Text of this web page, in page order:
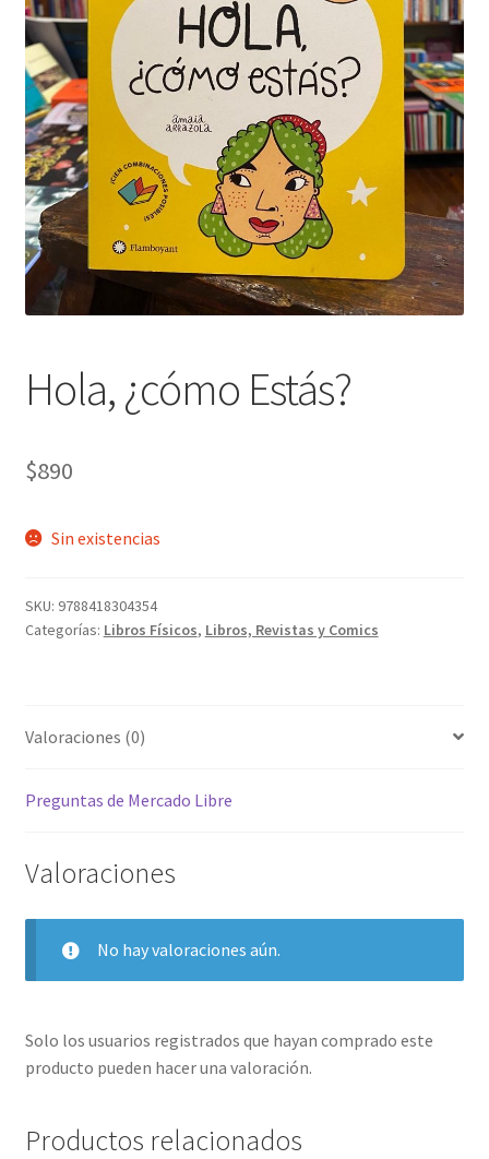
Hola, ¿cómo Estás?
$890
Sin existencias
SKU: 9788418304354
Categorías: Libros Físicos, Libros, Revistas y Comics
Valoraciones (0)
Preguntas de Mercado Libre
Valoraciones
No hay valoraciones aún.
Solo los usuarios registrados que hayan comprado este
producto pueden hacer una valoración.
Productos relacionados